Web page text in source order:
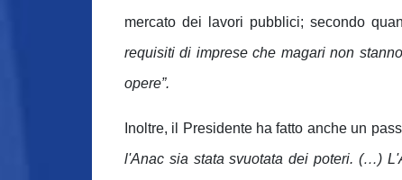
mercato dei lavori pubblici; secondo
requisiti di imprese che magari non
opere”.
Inoltre, il Presidente ha fatto anche un
l'Anac sia stata svuotata dei poteri. (…)